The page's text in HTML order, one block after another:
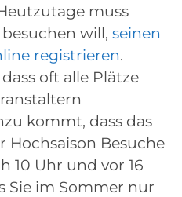
muss
will, seinen
registrieren.
oft alle Plätze
kommt, dass das
Hochsaison Besuche
10 Uhr und vor 16
Sie im Sommer nur